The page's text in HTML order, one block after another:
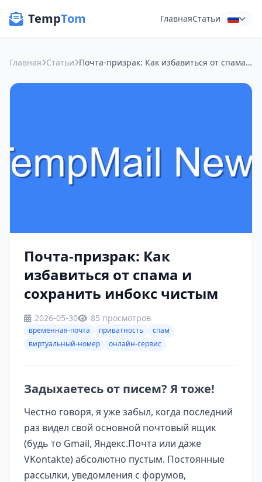
TempTom ГлавнаяСтатьи
Главная Статьи Почта-призрак: Как избавиться от спама и сохранить инбокс чистым
Почта-призрак: Как
избавиться от спама и
сохранить инбокс чистым
2026-05-30 85 просмотров
временная-почта приватность
спам
виртуальный-номер
онлайн-сервис
Задыхаетесь от писем? Я тоже!
Честно говоря, я уже забыл, когда последний
раз видел свой основной почтовый ящик
(будь то Gmail, Яндекс.Почта или даже
VKontakte) абсолютно пустым. Постоянные
рассылки, уведомления с форумов,